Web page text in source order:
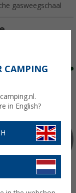
gasweegschaal
CAMPING
in English?